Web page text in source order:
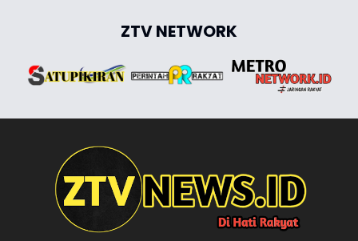
ZTV NETWORK